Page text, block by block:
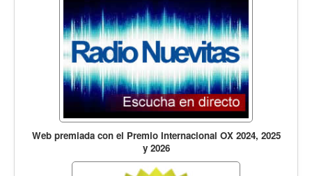
Web premiada con el Premio Internacional OX 2024, 2025
y 2026